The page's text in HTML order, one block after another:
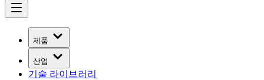
제품
산업
기술 라이브러리